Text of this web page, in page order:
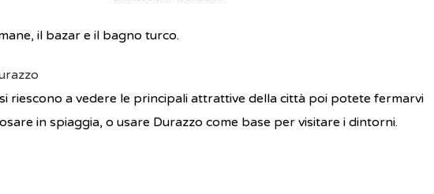
il bazar e il bagno turco.
riescono a vedere le principali attrattive della città poi potete fermarvi
in spiaggia, o usare Durazzo come base per visitare i dintorni.